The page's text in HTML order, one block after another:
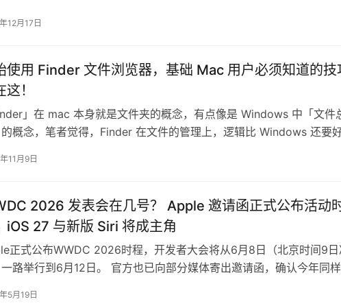
12月17日
使用 Finder 文件浏览器，基础 Mac 用户必须知道的技
！
」在 mac 本身就是文件夹的概念，有点像是 Windows 中「文件
概念，笔者觉得，Finder 在文件的管理上，逻辑比 Windows 还要
11月9日
2026 发表会在几号？ Apple 邀请函正式公布活动
iOS 27 与新版 Siri 将成主角
正式公布WWDC 2026时程，开发者大会将从6月8日（北京时间9
路举行到6月12日。 官方也已向部分媒体寄出邀请函，确认今年同
5月19日